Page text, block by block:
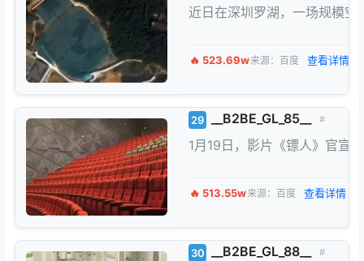
近日在深圳罗湖，一场规模空
🔥 523.69w来源：百度 查看详情 →
29 __B2BE_GL_85__ #
1月19日，影片《镖人》官宣
🔥 513.55w来源：百度 查看详情 →
30 __B2BE_GL_88__ #